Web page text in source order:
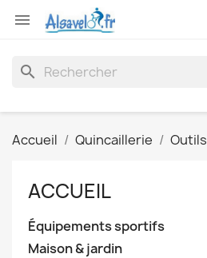

search
Accueil Quincaillerie Outils
ACCUEIL
Équipements sportifs
Maison & jardin